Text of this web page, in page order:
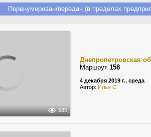
Перенумерован/передан (в пределах
585
Днепропетровская
Маршрут 158
4 декабря 2019 г., среда
Автор: Илья С.